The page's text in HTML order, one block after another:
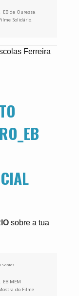
EB de Ouressa
Solidário
Ferreira
sobre a tua
Santos
EB MEM
do Filme